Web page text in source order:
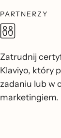
PARTNERZY
Zatrudnij
Klaviyo, który
zadaniu lub w
marketingiem.